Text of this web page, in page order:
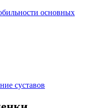
основных
суставов